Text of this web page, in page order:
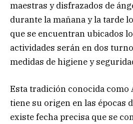
maestras y disfrazados de
durante la mañana y la tarde
que se encuentran ubicados
actividades serán en dos
medidas de higiene y
Esta tradición conocida como
tiene su origen en las épocas
existe fecha precisa que se